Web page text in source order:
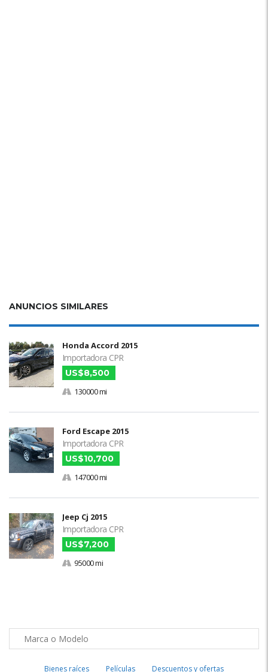
ANUNCIOS SIMILARES
Honda Accord 2015
Importadora CPR
US$8,500
130000 mi
Ford Escape 2015
Importadora CPR
US$10,700
147000 mi
Jeep Cj 2015
Importadora CPR
US$7,200
95000 mi
Bienes raíces Películas Descuentos y ofertas